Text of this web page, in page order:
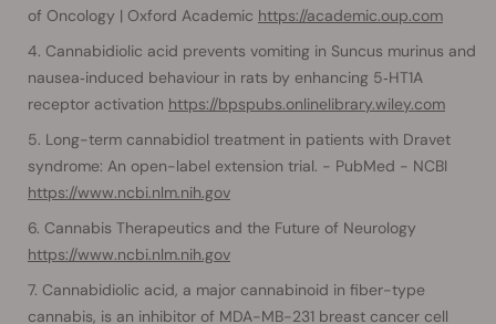
of Oncology | Oxford Academic https://academic.oup.com
Cannabidiolic acid prevents vomiting in Suncus murinus and
nausea‐induced behaviour in rats by enhancing 5‐HT1A
receptor activation https://bpspubs.onlinelibrary.wiley.com
Long-term cannabidiol treatment in patients with Dravet
syndrome: An open-label extension trial. - PubMed - NCBI
https://www.ncbi.nlm.nih.gov
Cannabis Therapeutics and the Future of Neurology
https://www.ncbi.nlm.nih.gov
Cannabidiolic acid, a major cannabinoid in fiber-type
cannabis, is an inhibitor of MDA-MB-231 breast cancer cell